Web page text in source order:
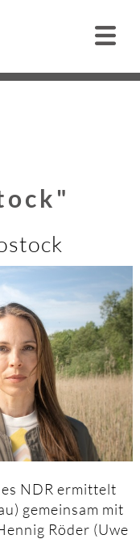
NDR ermittelt
gemeinsam mit
Röder (Uwe